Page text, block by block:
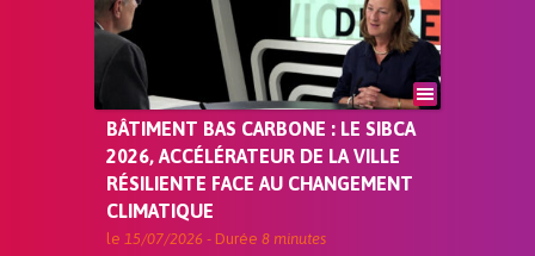
BÂTIMENT BAS CARBONE : LE SIBCA
2026, ACCÉLÉRATEUR DE LA VILLE
RÉSILIENTE FACE AU CHANGEMENT
CLIMATIQUE
le 15/07/2026 - Durée 8 minutes